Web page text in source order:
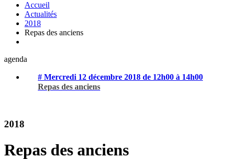
Accueil
Actualités
2018
Repas des anciens
agenda
# Mercredi 12 décembre 2018 de 12h00 à 14h00
Repas des anciens
2018
Repas des anciens